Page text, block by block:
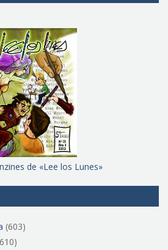
de «Lee los Lunes»
(603)